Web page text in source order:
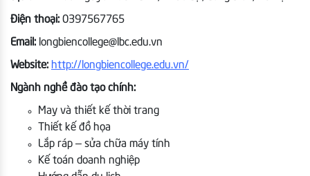
Điện thoại: 0397567765
Email: longbiencollege@lbc.edu.vn
Website: http://longbiencollege.edu.vn/
Ngành nghề đào tạo chính:
May và thiết kế thời trang
Thiết kế đồ họa
Lắp ráp – sửa chữa máy tính
Kế toán doanh nghiệp